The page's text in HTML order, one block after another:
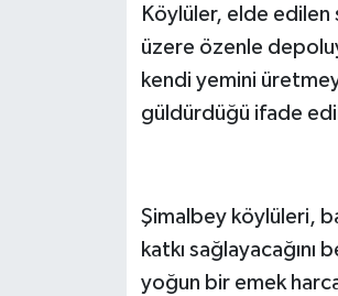
Köylüler, elde edilen
üzere özenle
kendi yemini
güldürdüğü ifade
Şimalbey köylüleri,
katkı
yoğun bir emek